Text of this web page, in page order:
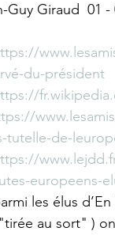
Guy Giraud  01 -
du-président
tutelle-de-
europeens-
les élus
au sort" )